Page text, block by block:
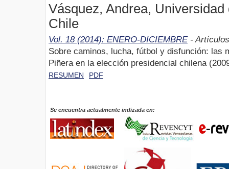
Vásquez, Andrea,
Chile
Vol. 18 (2014): ENERO-DICIEMBRE- Artículos
Sobre caminos, lucha, fútbol y disfunción: las
Piñera en la elección presidencial chilena
RESUMEN PDF
Se encuentra actualmente indizada en: